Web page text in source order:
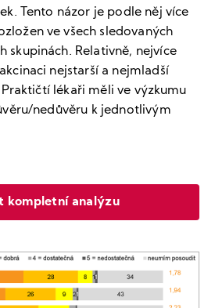
Tento názor je podle něj více
ve všech sledovaných
skupinách. Relativně, nejvíce
nejstarší a nejmladší
lékaři měli ve výzkumu
nedůvěru k jednotlivým
kompletní analýzu